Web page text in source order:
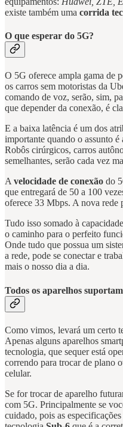
existe também uma corrida
O que esperar do 5G?
O 5G oferece ampla gama de
os carros sem motoristas da
comando de voz, serão, sim,
que depender da conexão, é
E a baixa latência é um dos
importante quando o assunto
Robôs cirúrgicos, carros
semelhantes, serão cada vez
Avelocidade de conexão do
que entregará de 50 a 100
oferece 33 Mbps. A nova rede
Tudo isso somado à
o caminho para o perfeito
Onde tudo que possua um
a rede, pode se conectar e
mais o nosso dia a dia.
Todos os aparelhos
Como vimos, levará um certo
Apenas alguns aparelhos
tecnologia, que sequer está
correndo para trocar de plano
celular.
Se for trocar de aparelho
com 5G. Principalmente se
cuidado, pois as